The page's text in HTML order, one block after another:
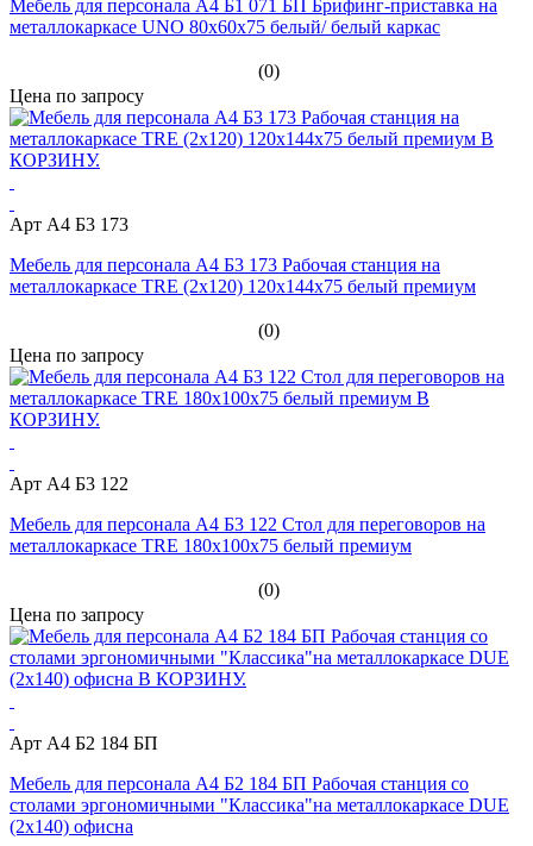
Мебель для персонала А4 Б1 071 БП Брифинг-приставка на
металлокаркасе UNO 80x60x75 белый/ белый каркас
(0)
Цена по запросу
Арт А4 Б3 173
Мебель для персонала А4 Б3 173 Рабочая станция на
металлокаркасе TRE (2х120) 120x144x75 белый премиум
(0)
Цена по запросу
Арт А4 Б3 122
Мебель для персонала А4 Б3 122 Стол для переговоров на
металлокаркасе TRE 180x100x75 белый премиум
(0)
Цена по запросу
Арт А4 Б2 184 БП
Мебель для персонала А4 Б2 184 БП Рабочая станция со
столами эргономичными "Классика"на металлокаркасе DUE
(2х140) офисна